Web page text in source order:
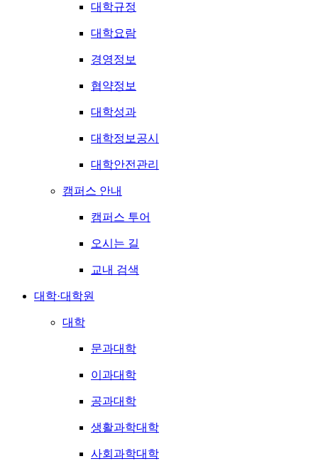
대학규정
대학요람
경영정보
협약정보
대학성과
대학정보공시
대학안전관리
캠퍼스 안내
캠퍼스 투어
오시는 길
교내 검색
대학·대학원
대학
문과대학
이과대학
공과대학
생활과학대학
사회과학대학